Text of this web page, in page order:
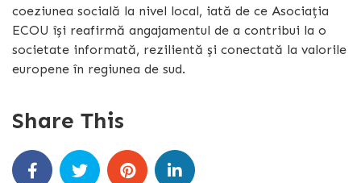
coeziunea socială la nivel local, iată de ce Asociația
ECOU își reafirmă angajamentul de a contribui la o
societate informată, rezilientă și conectată la valorile
europene în regiunea de sud.
Share This